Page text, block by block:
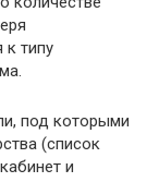
к типу
под которыми
(список
и